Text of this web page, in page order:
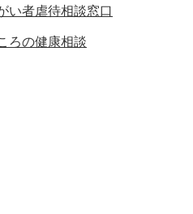
い者虐待相談窓口
ろの健康相談